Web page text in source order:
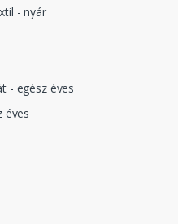
- nyár
- egész éves
éves